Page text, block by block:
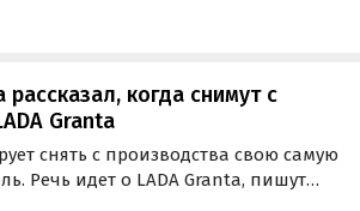
рассказал, когда снимут с
Granta
снять с производства свою самую
Речь идет о LADA Granta, пишут